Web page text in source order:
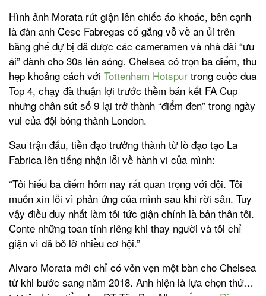
Hình ảnh Morata rút giận lên chiếc áo khoác, bên cạnh
là đàn anh Cesc Fabregas cố gắng vỗ về an ủi trên
băng ghế dự bị đã được các cameramen và nhà đài “ưu
ái” dành cho 30s lên sóng. Chelsea có trọn ba điểm, thu
hẹp khoảng cách với Tottenham Hotspur trong cuộc đua
Top 4, chạy đà thuận lợi trước thềm bán kết FA Cup
nhưng chân sút số 9 lại trở thành “điểm đen” trong ngày
vui của đội bóng thành London.
Sau trận đấu, tiền đạo trưởng thành từ lò đạo tạo La
Fabrica lên tiếng nhận lỗi về hành vi của mình:
“Tôi hiểu ba điểm hôm nay rất quan trọng với đội. Tôi
muốn xin lỗi vì phản ứng của mình sau khi rời sân. Tuy
vậy điều duy nhất làm tôi tức giận chính là bản thân tôi.
Conte những toan tính riêng khi thay người và tôi chỉ
giận vì đã bỏ lỡ nhiều cơ hội.”
Alvaro Morata mới chỉ có vỏn vẹn một bàn cho Chelsea
từ khi bước sang năm 2018. Anh hiện là lựa chọn thứ…